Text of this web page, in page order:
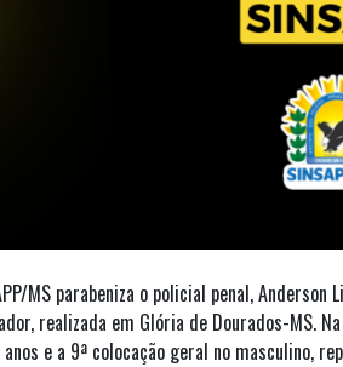
MS parabeniza o policial penal,
realizada em Glória de Dourados-MS.
e a 9ª colocação geral no masculino,